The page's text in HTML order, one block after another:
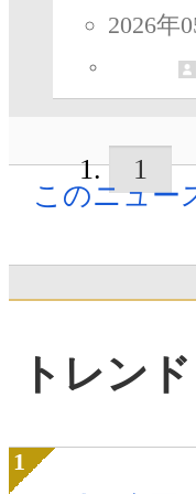
2026年
1
このニュー
トレン